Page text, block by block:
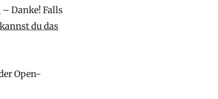
– Danke! Falls
kannst du das
Open-